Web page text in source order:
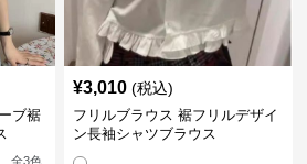
ブ裾
全3色
¥3,010 (税込)
フリルブラウス 裾フリルデザイ
ン長袖シャツブラウス